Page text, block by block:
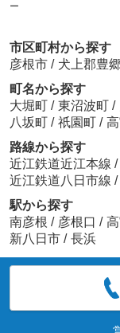
ー
市区町村から探す
彦根市 / 犬上郡豊
町名から探す
大堀町 / 東沼波町 /
八坂町 / 祇園町 /
路線から探す
近江鉄道近江本線 /
近江鉄道八日市線 /
駅から探す
南彦根 / 彦根口 /
新八日市 / 長浜